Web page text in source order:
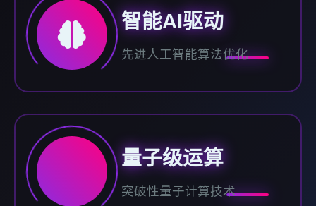
智能AI驱动
先进人工智能算法优化
量子级运算
突破性量子计算技术